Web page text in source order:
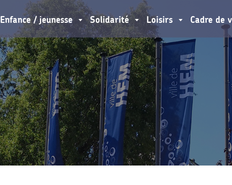
Enfance / jeunesse Solidarité Loisirs Cadre de